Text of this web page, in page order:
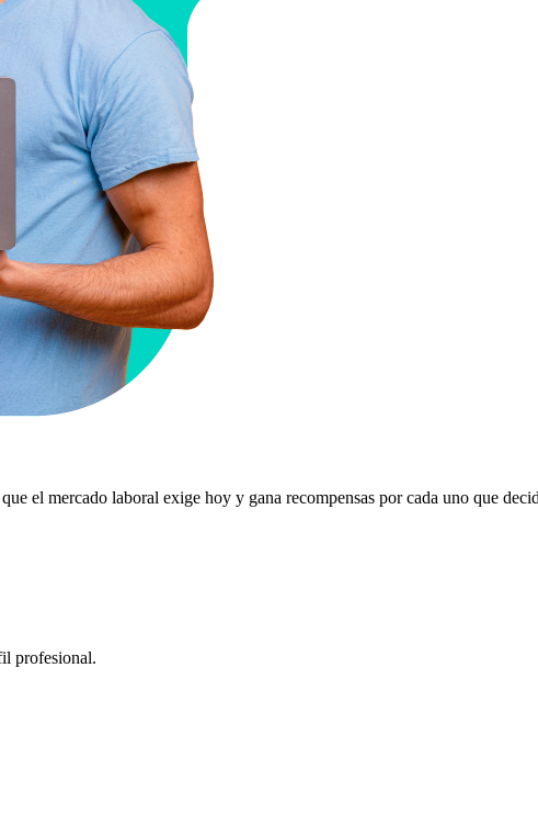
el mercado laboral exige hoy y gana recompensas por cada uno que
profesional.